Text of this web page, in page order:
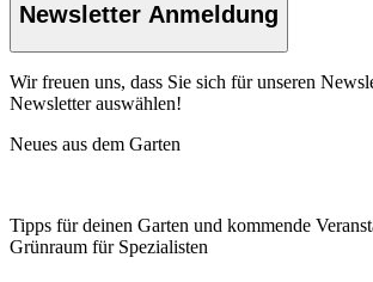
Newsletter Anmeldung
Wir freuen uns, dass Sie sich für unseren
Newsletter auswählen!
Neues aus dem Garten
Tipps für deinen Garten und kommende
Grünraum für Spezialisten